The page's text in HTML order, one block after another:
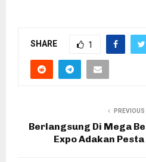
SHARE 1
Berlangsung Di Mega
Expo Adakan